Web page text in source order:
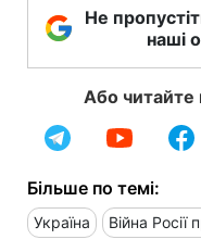
Не
наші
Або читайте
Більше по темі:
Україна Війна Росії